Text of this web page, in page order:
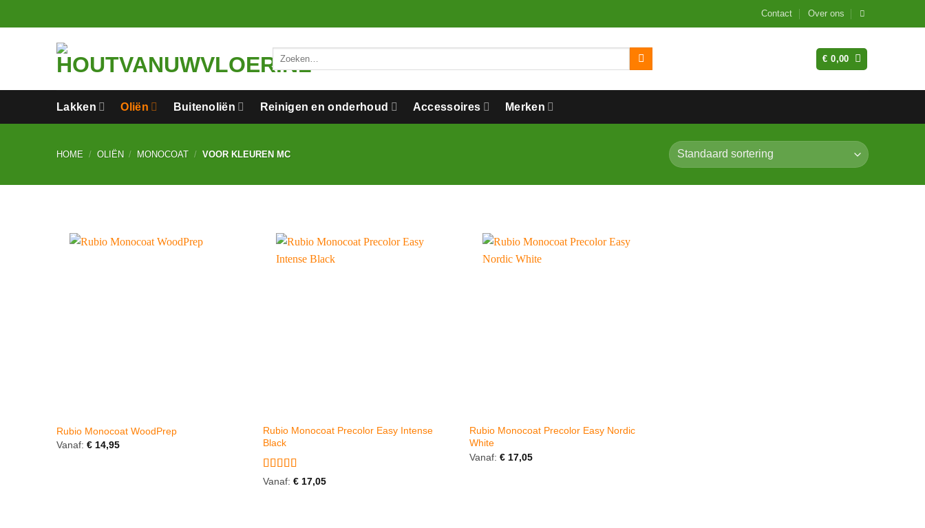
naar
Contact Over ons
Zoeken
naar:
€ 0,00
Lakken Oliën Buitenoliën Reinigen en onderhoud Accessoires Merken
HOME / OLIËN / MONOCOAT / VOOR KLEUREN MC
Rubio Monocoat WoodPrep
Vanaf: €14,95
Rubio Monocoat Precolor Easy Intense
Black
Gewaardeerd
Vanaf: €17,05
Rubio Monocoat Precolor Easy Nordic
White
Vanaf: €17,05